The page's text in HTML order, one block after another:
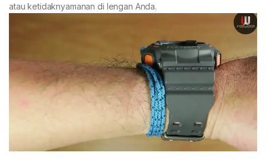
atau ketidaknyamanan di lengan Anda.